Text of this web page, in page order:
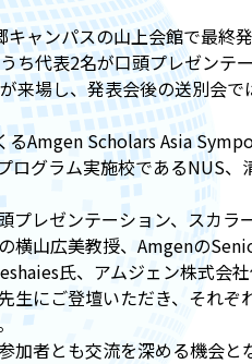
ャンパスの山上会館で最終
ち代表2名が口頭プレゼンテ
場し、発表会後の送別会で
Amgen Scholars Asia
ログラム実施校であるNUS
プレゼンテーション、スカ
横山広美教授、Amgenの
氏、アムジェン株式
生にご登壇いただき、それ
者とも交流を深める機会